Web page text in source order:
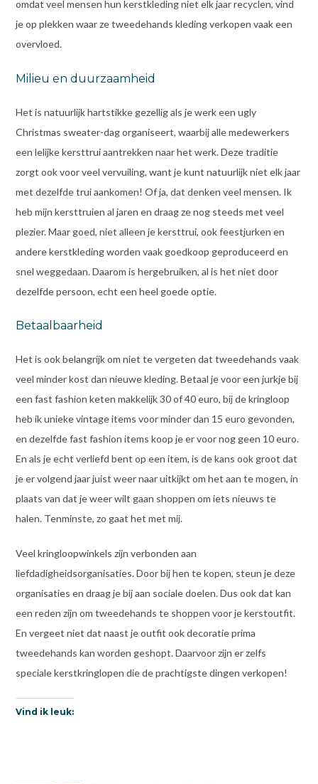
omdat veel mensen hun kerstkleding niet elk jaar recyclen, vind
je op plekken waar ze tweedehands kleding verkopen vaak een
overvloed.
Milieu en duurzaamheid
Het is natuurlijk hartstikke gezellig als je werk een ugly
Christmas sweater-dag organiseert, waarbij alle medewerkers
een lelijke kersttrui aantrekken naar het werk. Deze traditie
zorgt ook voor veel vervuiling, want je kunt natuurlijk niet elk jaar
met dezelfde trui aankomen! Of ja, dat denken veel mensen. Ik
heb mijn kersttruien al jaren en draag ze nog steeds met veel
plezier. Maar goed, niet alleen je kersttrui, ook feestjurken en
andere kerstkleding worden vaak goedkoop geproduceerd en
snel weggedaan. Daarom is hergebruiken, al is het niet door
dezelfde persoon, echt een heel goede optie.
Betaalbaarheid
Het is ook belangrijk om niet te vergeten dat tweedehands vaak
veel minder kost dan nieuwe kleding. Betaal je voor een jurkje bij
een fast fashion keten makkelijk 30 of 40 euro, bij de kringloop
heb ik unieke vintage items voor minder dan 15 euro gevonden,
en dezelfde fast fashion items koop je er voor nog geen 10 euro.
En als je echt verliefd bent op een item, is de kans ook groot dat
je er volgend jaar juist weer naar uitkijkt om het aan te mogen, in
plaats van dat je weer wilt gaan shoppen om iets nieuws te
halen. Tenminste, zo gaat het met mij.
Veel kringloopwinkels zijn verbonden aan
liefdadigheidsorganisaties. Door bij hen te kopen, steun je deze
organisaties en draag je bij aan sociale doelen. Dus ook dat kan
een reden zijn om tweedehands te shoppen voor je kerstoutfit.
En vergeet niet dat naast je outfit ook decoratie prima
tweedehands kan worden geshopt. Daarvoor zijn er zelfs
speciale kerstkringlopen die de prachtigste dingen verkopen!
Vind ik leuk: